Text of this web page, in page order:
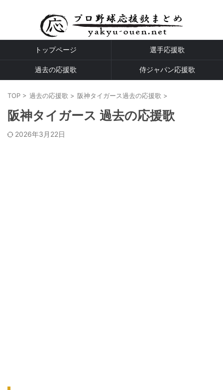
トップページ 選手応援歌
過去の応援歌 侍ジャパン応援歌
TOP > 過去の応援歌 > 阪神タイガース過去の応援歌 >
阪神タイガース 過去の応援歌
2026年3月22日